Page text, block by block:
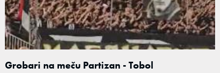
Grobari na meču Partizan - Tobol